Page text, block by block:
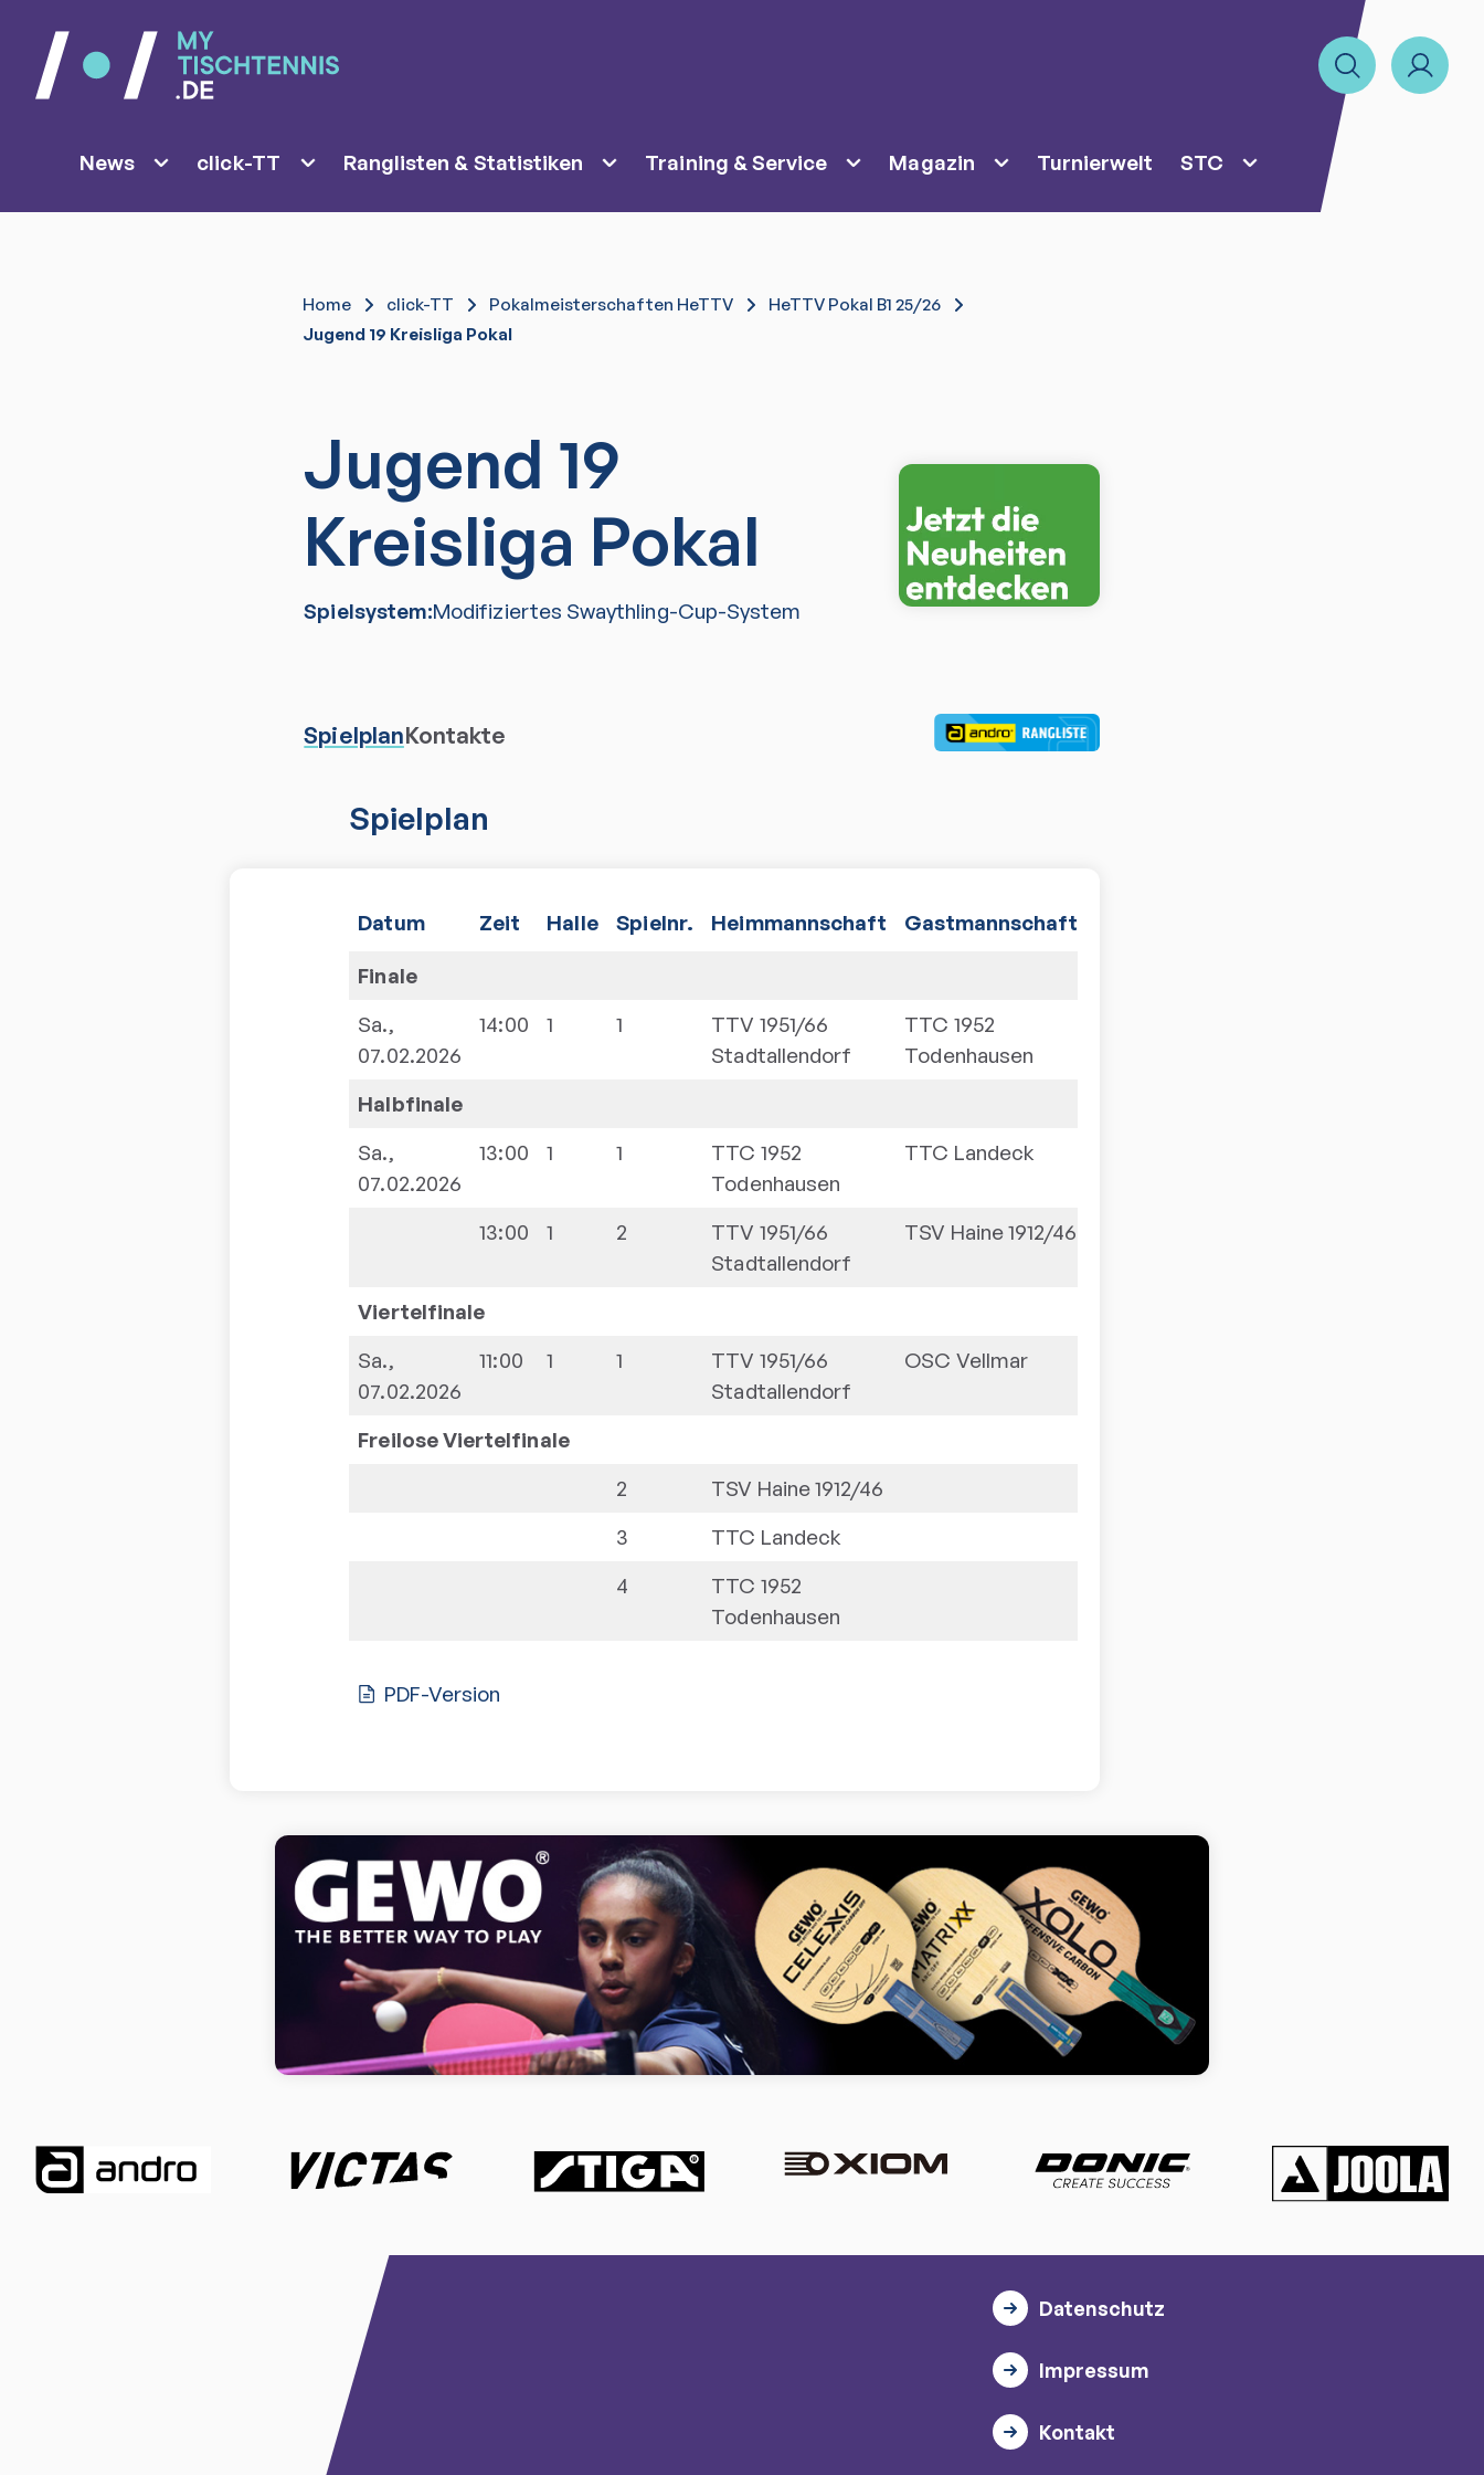
News click-TT Ranglisten & Statistiken Training & Service Magazin Turnierwelt STC
Home click-TT Pokalmeisterschaften HeTTV
HeTTV Pokal B1 25/26
Jugend 19 Kreisliga Pokal
Jugend 19
Kreisliga Pokal
Spielsystem:Modifiziertes Swaythling-Cup-System
SpielplanKontakte
Spielplan
Datum Zeit Halle Spielnr. Heimmannschaft Gastmannschaft
Finale
Sa.,
07.02.2026
14:00 1 1
TTV 1951/66
Stadtallendorf
TTC 1952
Todenhausen
Halbfinale
Sa.,
07.02.2026
13:00 1 1
TTC 1952
Todenhausen
TTC Landeck
13:00 1 2
TTV 1951/66
Stadtallendorf
TSV Haine 1912/46
Viertelfinale
Sa.,
07.02.2026
11:00 1 1
TTV 1951/66
Stadtallendorf
OSC Vellmar
FreiloseViertelfinale
2
TSV Haine 1912/46
3
TTC Landeck
4
TTC 1952
Todenhausen
PDF-Version
Datenschutz
Impressum
Kontakt